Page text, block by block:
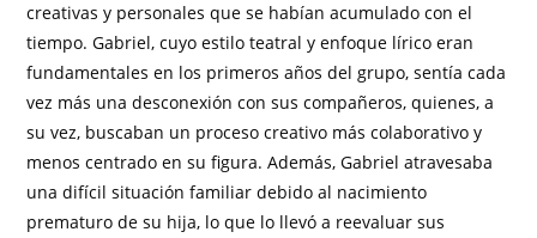
creativas y personales que se habían acumulado con el
tiempo. Gabriel, cuyo estilo teatral y enfoque lírico eran
fundamentales en los primeros años del grupo, sentía cada
vez más una desconexión con sus compañeros, quienes, a
su vez, buscaban un proceso creativo más colaborativo y
menos centrado en su figura. Además, Gabriel atravesaba
una difícil situación familiar debido al nacimiento
prematuro de su hija, lo que lo llevó a reevaluar sus